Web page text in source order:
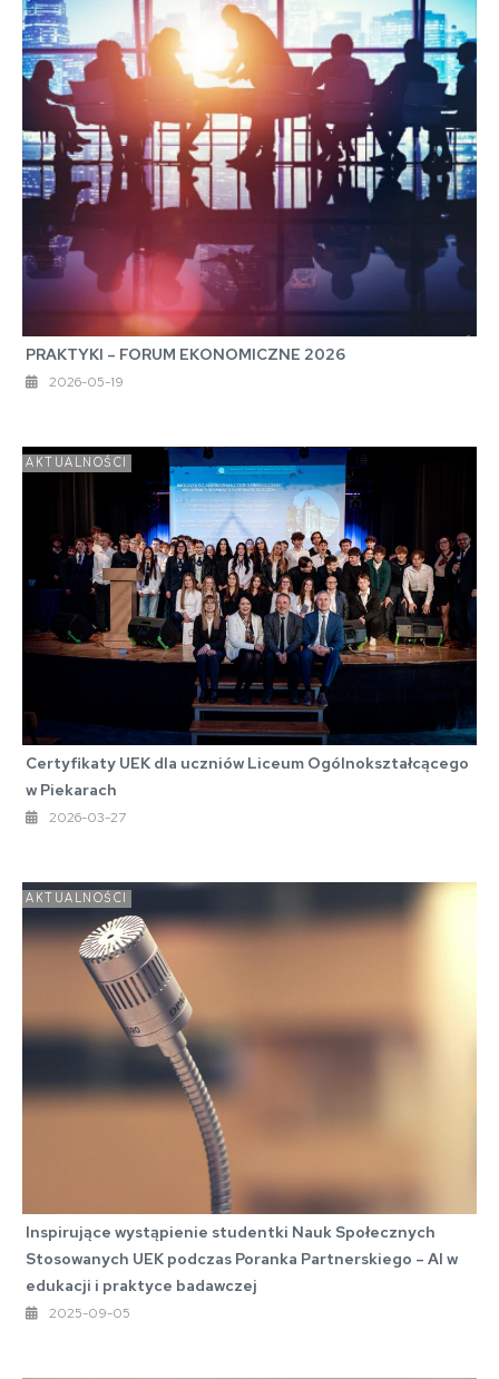
PRAKTYKI – FORUM EKONOMICZNE 2026
2026-05-19
AKTUALNOŚCI
Certyfikaty UEK dla uczniów Liceum Ogólnokształcącego
w Piekarach
2026-03-27
AKTUALNOŚCI
Inspirujące wystąpienie studentki Nauk Społecznych
Stosowanych UEK podczas Poranka Partnerskiego – AI w
edukacji i praktyce badawczej
2025-09-05